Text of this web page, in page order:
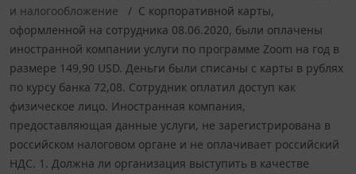
и налогообложение
С корпоративной карты,
оформленной на сотрудника 08.06.2020, были оплачены
иностранной компании услуги по программе Zoom на год в
размере 149,90 USD. Деньги были списаны с карты в рублях
по курсу банка 72,08. Сотрудник оплатил доступ как
физическое лицо. Иностранная компания,
предоставляющая данные услуги, не зарегистрирована в
российском налоговом органе и не оплачивает российский
НДС. 1. Должна ли организация выступить в качестве